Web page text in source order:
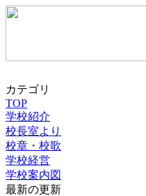
カテゴリ
TOP
学校紹介
校長室より
校章・校歌
学校経営
学校案内図
最新の更新